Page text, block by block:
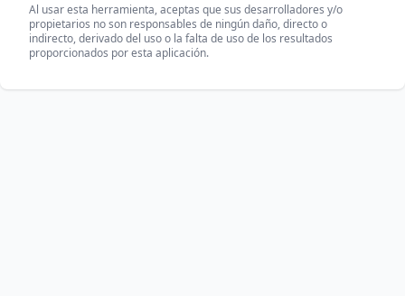
Al usar esta herramienta, aceptas que sus desarrolladores y/o
propietarios no son responsables de ningún daño, directo o
indirecto, derivado del uso o la falta de uso de los resultados
proporcionados por esta aplicación.